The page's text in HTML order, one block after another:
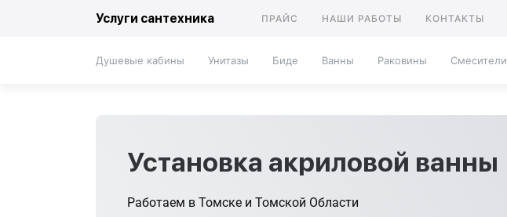
Услуги сантехника ПРАЙС НАШИ РАБОТЫ КОНТАКТЫ
Душевые кабины Унитазы Биде Ванны Раковины Смесители
Установка акриловой ванны
Работаем в Томске и Томской Области